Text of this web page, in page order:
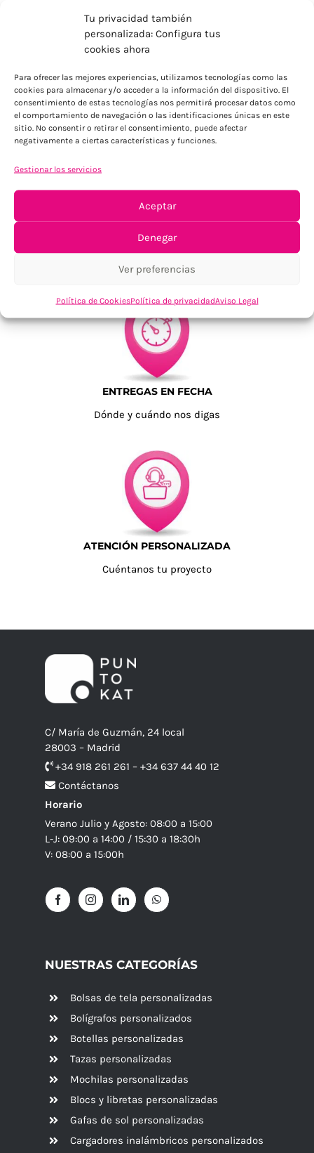
Tu privacidad también
personalizada: Configura tus
cookies ahora
Para ofrecer las mejores experiencias, utilizamos tecnologías como las
cookies para almacenar y/o acceder a la información del dispositivo. El
consentimiento de estas tecnologías nos permitirá procesar datos como
el comportamiento de navegación o las identificaciones únicas en este
sitio. No consentir o retirar el consentimiento, puede afectar
negativamente a ciertas características y funciones.
Gestionar los servicios
Aceptar
Denegar
Ver preferencias
Política de CookiesPolítica de privacidadAviso Legal
ENVÍOS ECONÓMICOS
Para Península, resto consultar
TU SATISFACCIÓN = LA NUESTRA
ENTREGAS EN FECHA
Dónde y cuándo nos digas
ATENCIÓN PERSONALIZADA
Cuéntanos tu proyecto
C/ María de Guzmán, 24 local
28003 – Madrid
+34 918 261 261 – +34 637 44 40 12
Contáctanos
Horario
Verano Julio y Agosto: 08:00 a 15:00
L-J: 09:00 a 14:00 / 15:30 a 18:30h
V: 08:00 a 15:00h
NUESTRAS CATEGORÍAS
Bolsas de tela personalizadas
Bolígrafos personalizados
Botellas personalizadas
Tazas personalizadas
Mochilas personalizadas
Blocs y libretas personalizadas
Gafas de sol personalizadas
Cargadores inalámbricos personalizados